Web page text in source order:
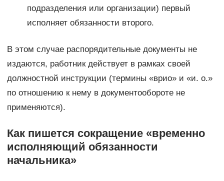
подразделения или организации) первый
исполняет обязанности второго.
В этом случае распорядительные документы не
издаются, работник действует в рамках своей
должностной инструкции (термины «врио» и «и. о.»
по отношению к нему в документообороте не
применяются).
Как пишется сокращение «временно
исполняющий обязанности
начальника»